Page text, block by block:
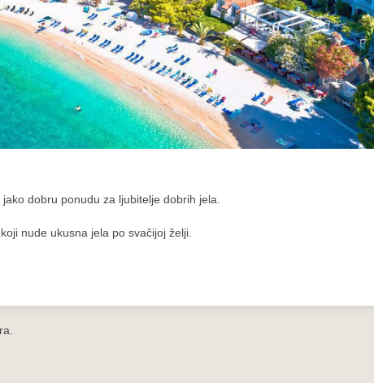
dobru ponudu za ljubitelje dobrih jela.
nude ukusna jela po svačijoj želji.